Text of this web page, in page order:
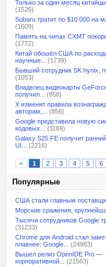
Только за один месяц китайцы
(1526)
Subaru тратит по $10 000 на
(1609)
Память на чипах CXMT
(1772)
Китай обошёл США по
научные...
(1739)
Бывший сотрудник SK hynix,
(1053)
Владелец видеокарты
получил...
(858)
X изменит правила
авторам,...
(856)
Google представила новую
кодовых...
(1169)
Galaxy S25 FE получит
UI...
(2216)
< 1 2 3 4 5 6
Популярные
США стали главным
Морские сражения,
Тысячи сотрудников Google
(31233)
Chrome для Android стал
плавнее: Google...
(24983)
Вышел релиз OpenIDE Pro —
корпоративной...
(21563)